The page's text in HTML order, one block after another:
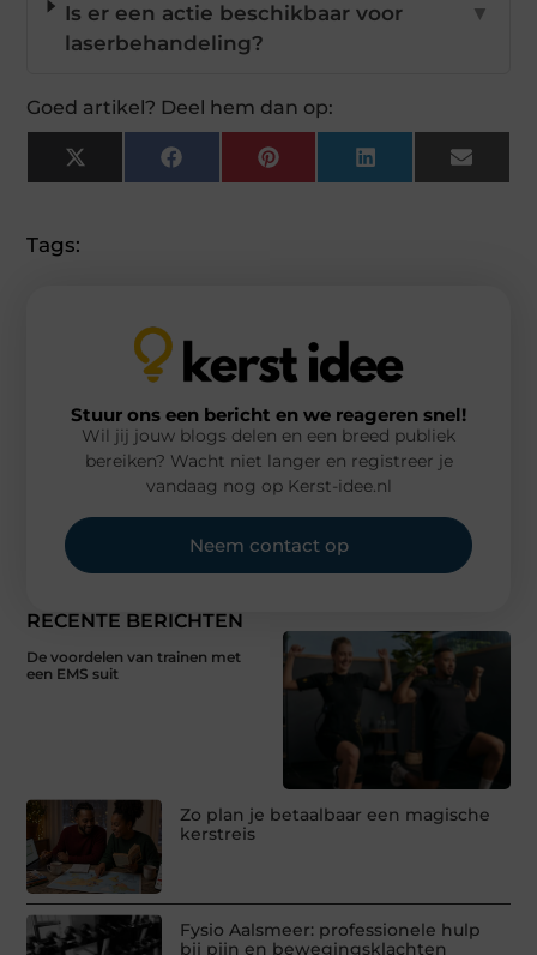
Is er een actie beschikbaar voor
laserbehandeling?
▼
Goed artikel? Deel hem dan op:
X
(Twitter)
FacebookPinterestLinkedInEmail
Tags:
RECENTE BERICHTEN
De voordelen van trainen met
een EMS suit
Zo plan je betaalbaar een magische
kerstreis
Fysio Aalsmeer: professionele hulp
bij pijn en bewegingsklachten
Stuur ons een bericht en we reageren snel!
Wil jij jouw blogs delen en een breed publiek
bereiken? Wacht niet langer en registreer je
vandaag nog op Kerst-idee.nl
Neem contact op